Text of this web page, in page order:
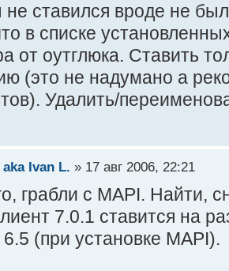
ставился вроде не
в списке
от оутглюка. Ставить
(это не надумано а
Удалить/
Ivan L. » 17 авг 2006, 22:21
грабли с MAPI. Найти,
7.0.1 ставится на
6.5 (при установке MAPI).